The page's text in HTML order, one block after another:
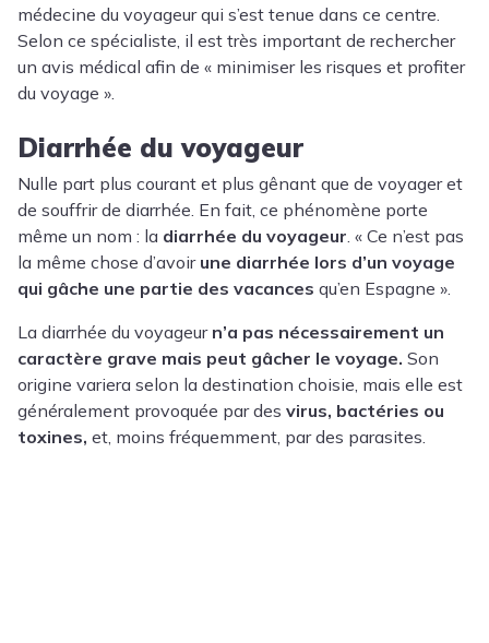
médecine du voyageur qui s’est tenue dans ce centre.
Selon ce spécialiste, il est très important de rechercher
un avis médical afin de « minimiser les risques et profiter
du voyage ».
Diarrhée du voyageur
Nulle part plus courant et plus gênant que de voyager et
de souffrir de diarrhée. En fait, ce phénomène porte
même un nom : la diarrhée du voyageur. « Ce n’est pas
la même chose d’avoirune diarrhée lors d’un voyage
qui gâche une partie des vacances qu’en Espagne ».
La diarrhée du voyageur n’a pas nécessairement un
caractère grave mais peut gâcher le voyage. Son
origine variera selon la destination choisie, mais elle est
généralement provoquée par des virus, bactéries ou
toxines, et, moins fréquemment, par des parasites.